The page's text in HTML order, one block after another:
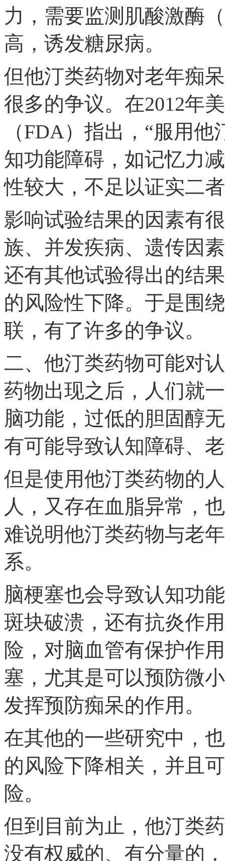
力，需要监测肌酸激酶
高，诱发糖尿病。
但他汀类药物对老年痴
很多的争议。在2012年
（FDA）指出，“服用
知功能障碍，如记忆力
性较大，不足以证实二
影响试验结果的因素有
族、并发疾病、遗传因
还有其他试验得出的结
的风险性下降。于是围
联，有了许多的争议。
二、他汀类药物可能对
药物出现之后，人们就
脑功能，过低的胆固醇
有可能导致认知障碍、
但是使用他汀类药物的
人，又存在血脂异常，
难说明他汀类药物与老
系。
脑梗塞也会导致认知功
斑块破溃，还有抗炎作
险，对脑血管有保护作
塞，尤其是可以预防微
发挥预防痴呆的作用。
在其他的一些研究中，
的风险下降相关，并且
险。
但到目前为止，他汀类
没有权威的、有分量的